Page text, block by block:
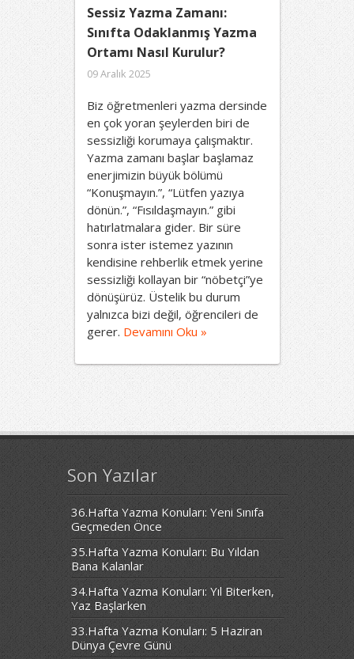
Sessiz Yazma Zamanı:
Sınıfta Odaklanmış Yazma
Ortamı Nasıl Kurulur?
09 Aralık 2025
Biz öğretmenleri yazma dersinde
en çok yoran şeylerden biri de
sessizliği korumaya çalışmaktır.
Yazma zamanı başlar başlamaz
enerjimizin büyük bölümü
“Konuşmayın.”, “Lütfen yazıya
dönün.”, “Fısıldaşmayın.” gibi
hatırlatmalara gider. Bir süre
sonra ister istemez yazının
kendisine rehberlik etmek yerine
sessizliği kollayan bir “nöbetçi”ye
dönüşürüz. Üstelik bu durum
yalnızca bizi değil, öğrencileri de
gerer. Devamını Oku »
Son Yazılar
36.Hafta Yazma Konuları: Yeni Sınıfa
Geçmeden Önce
35.Hafta Yazma Konuları: Bu Yıldan
Bana Kalanlar
34.Hafta Yazma Konuları: Yıl Biterken,
Yaz Başlarken
33.Hafta Yazma Konuları: 5 Haziran
Dünya Çevre Günü